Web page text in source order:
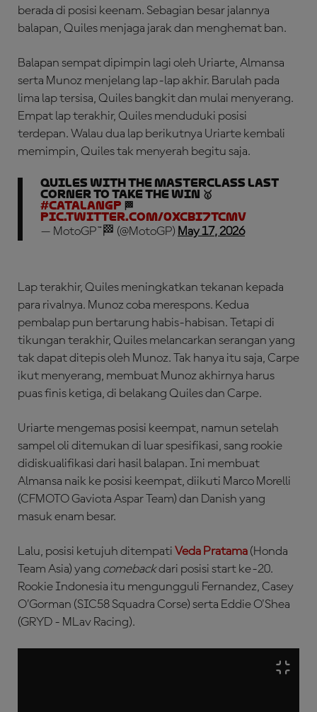
berada di posisi keenam. Sebagian besar jalannya
balapan, Quiles menjaga jarak dan menghemat ban.
Balapan sempat dipimpin lagi oleh Uriarte, Almansa
serta Munoz menjelang lap-lap akhir. Barulah pada
lima lap tersisa, Quiles bangkit dan mulai menyerang.
Empat lap terakhir, Quiles menduduki posisi
terdepan. Walau dua lap berikutnya Uriarte kembali
memimpin, Quiles tak menyerah begitu saja.
QUILES WITH THE MASTERCLASS LAST
CORNER TO TAKE THE WIN 🥇
#CatalanGP 🏁
pic.twitter.com/0xCbi7tCmV
— MotoGP™🏁 (@MotoGP) May 17, 2026
Lap terakhir, Quiles meningkatkan tekanan kepada
para rivalnya. Munoz coba merespons. Kedua
pembalap pun bertarung habis-habisan. Tetapi di
tikungan terakhir, Quiles melancarkan serangan yang
tak dapat ditepis oleh Munoz. Tak hanya itu saja, Carpe
ikut menyerang, membuat Munoz akhirnya harus
puas finis ketiga, di belakang Quiles dan Carpe.
Uriarte mengemas posisi keempat, namun setelah
sampel oli ditemukan di luar spesifikasi, sang rookie
didiskualifikasi dari hasil balapan. Ini membuat
Almansa naik ke posisi keempat, diikuti Marco Morelli
(CFMOTO Gaviota Aspar Team) dan Danish yang
masuk enam besar.
Lalu, posisi ketujuh ditempati Veda Pratama (Honda
Team Asia) yang comebackdari posisi start ke-20.
Rookie Indonesia itu mengungguli Fernandez, Casey
O’Gorman (SIC58 Squadra Corse) serta Eddie O'Shea
(GRYD - MLav Racing).